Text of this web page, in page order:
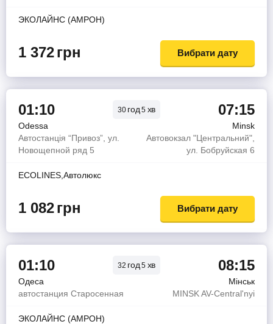
ЭКОЛАЙНС (АМРОН)
1 372грн Вибрати дату
01:10 30 год5 хв 07:15
Odessa
Minsk
Автостанція “Привоз”, ул.
Новощепной ряд 5
Автовокзал "Центральний",
ул. Бобруйская 6
ECOLINES,Автолюкс
1 082грн Вибрати дату
01:10 32 год5 хв 08:15
Одеса
Мінськ
автостанция Старосенная
MINSK AV-Central'nyi
ЭКОЛАЙНС (АМРОН)